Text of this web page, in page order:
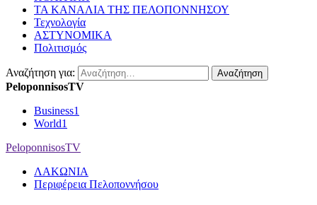
ΤΑ ΚΑΝΑΛΙΑ ΤΗΣ ΠΕΛΟΠΟΝΝΗΣΟΥ
Τεχνολογία
ΑΣΤΥΝΟΜΙΚΑ
Πολιτισμός
Αναζήτηση για:
PeloponnisosTV
Business1
World1
PeloponnisosTV
ΛΑΚΩΝΙΑ
Περιφέρεια Πελοποννήσου